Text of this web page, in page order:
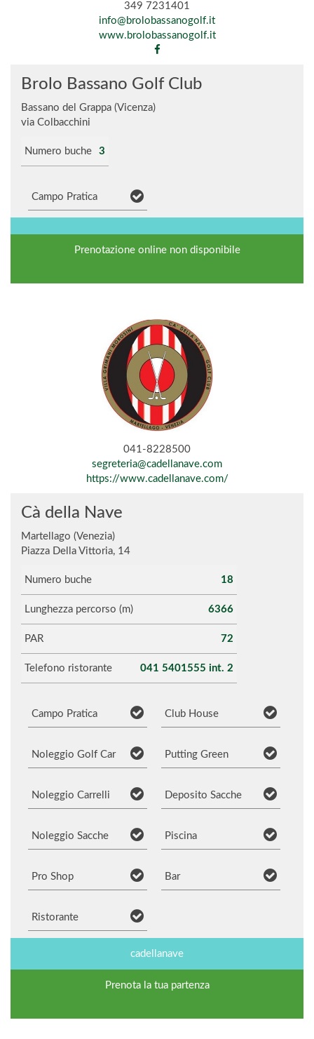
349 7231401
info@brolobassanogolf.it
www.brolobassanogolf.it
Brolo Bassano Golf Club
Bassano del Grappa (Vicenza)
via Colbacchini
Numero buche 3
Campo Pratica
Prenotazione online non disponibile
041-8228500
segreteria@cadellanave.com
https://www.cadellanave.com/
Cà della Nave
Martellago (Venezia)
Piazza Della Vittoria, 14
Numero buche 18
Lunghezza percorso (m) 6366
PAR 72
Telefono ristorante 041 5401555 int. 2
Campo Pratica Club House
Noleggio Golf Car Putting Green
Noleggio Carrelli Deposito Sacche
Noleggio Sacche Piscina
Pro Shop Bar
Ristorante
cadellanave
Prenota la tua partenza